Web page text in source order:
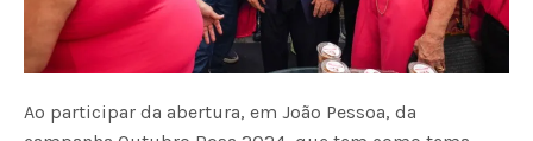
Ao participar da abertura, em João Pessoa, da